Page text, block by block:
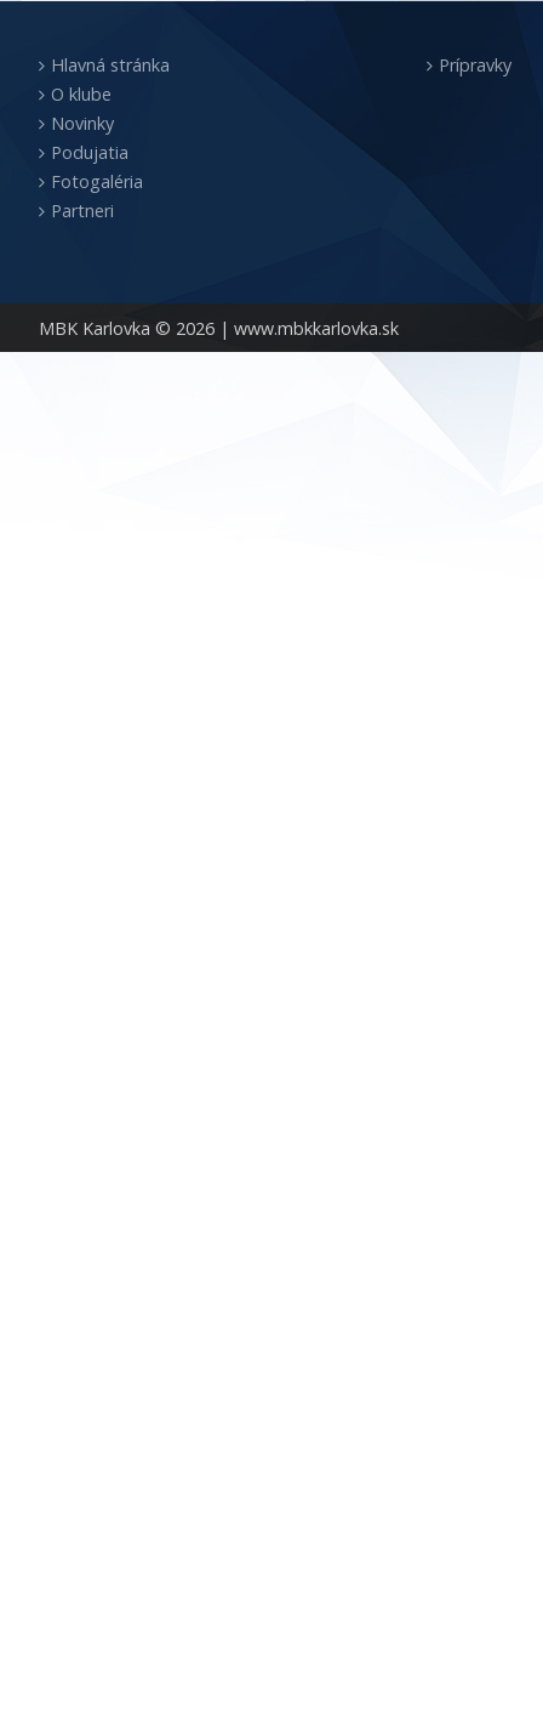
MBK Karlovka © 2026 | www.mbkkarlovka.sk
Hlavná stránka
O klube
Novinky
Podujatia
Fotogaléria
Partneri
Prípravky